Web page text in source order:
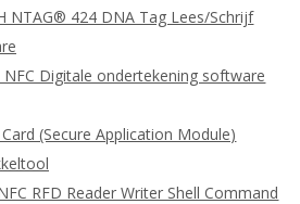
NTAG® 424 DNA Tag Lees/Schrijf
NFC Digitale ondertekening software
(Secure Application Module)
RFD Reader Writer Shell Command